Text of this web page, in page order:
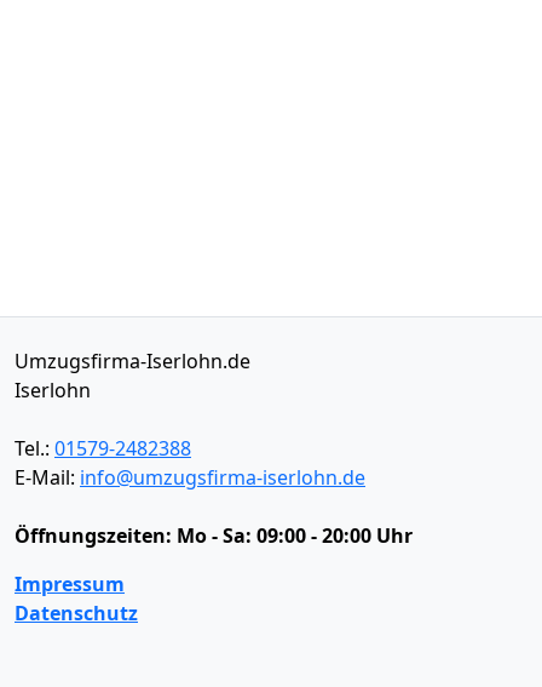
Umzugsfirma-Iserlohn.de
Iserlohn
Tel.: 01579-2482388
E-Mail: info@umzugsfirma-iserlohn.de
Öffnungszeiten: Mo - Sa: 09:00 - 20:00 Uhr
Impressum
Datenschutz